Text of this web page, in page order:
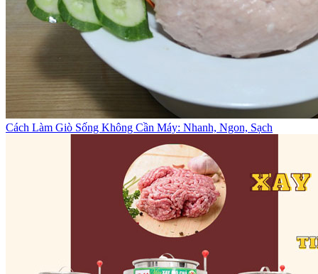
Cách Làm Giò Sống Không Cần Máy: Nhanh, Ngon, Sạch